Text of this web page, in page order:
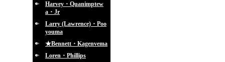
Harvey・Quanimptew
a・Jr
Larry (Lawrence)・Poo
youma
★Bennett・Kagenvema
Loren・Phillips